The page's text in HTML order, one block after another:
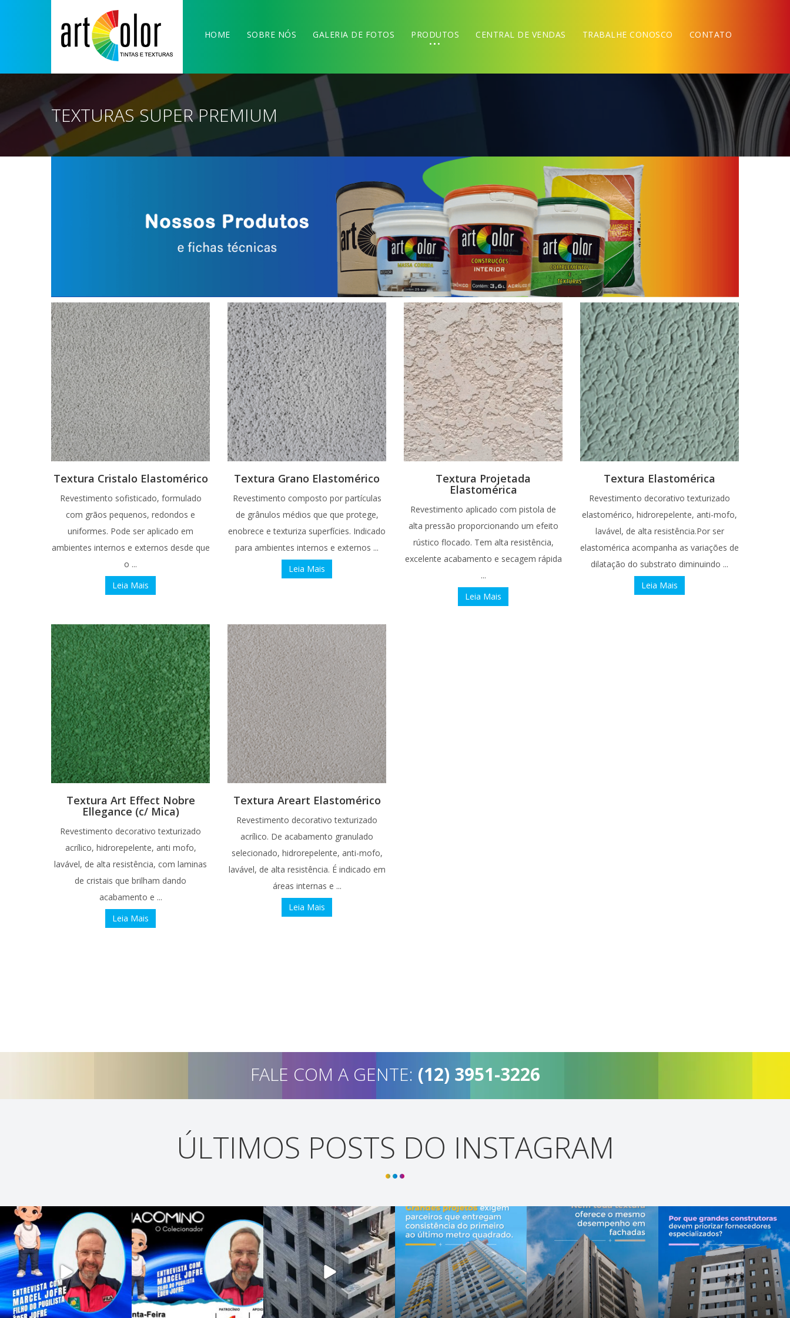
HOME SOBRE NÓS GALERIA DE FOTOS PRODUTOS CENTRAL DE VENDAS TRABALHE CONOSCO CONTATO
TEXTURAS SUPER PREMIUM
Textura Cristalo Elastomérico
Revestimento sofisticado, formulado
com grãos pequenos, redondos e
uniformes. Pode ser aplicado em
ambientes internos e externos desde que
o ...
Leia Mais
Textura Grano Elastomérico
Revestimento composto por partículas
de grânulos médios que que protege,
enobrece e texturiza superfícies. Indicado
para ambientes internos e externos ...
Leia Mais
Textura Projetada
Elastomérica
Revestimento aplicado com pistola de
alta pressão proporcionando um efeito
rústico flocado. Tem alta resistência,
excelente acabamento e secagem rápida
...
Leia Mais
Textura Elastomérica
Revestimento decorativo texturizado
elastomérico, hidrorepelente, anti-mofo,
lavável, de alta resistência.Por ser
elastomérica acompanha as variações de
dilatação do substrato diminuindo ...
Leia Mais
Textura Art Effect Nobre
Ellegance (c/ Mica)
Revestimento decorativo texturizado
acrílico, hidrorepelente, anti mofo,
lavável, de alta resistência, com laminas
de cristais que brilham dando
acabamento e ...
Leia Mais
Textura Areart Elastomérico
Revestimento decorativo texturizado
acrílico. De acabamento granulado
selecionado, hidrorepelente, anti-mofo,
lavável, de alta resistência. É indicado em
áreas internas e ...
Leia Mais
FALE COM A GENTE: (12) 3951-3226
ÚLTIMOS POSTS DO INSTAGRAM